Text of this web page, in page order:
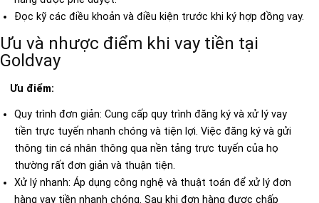
Đọc kỹ các điều khoản và điều kiện trước khi ký hợp đồng vay.
Ưu và nhược điểm khi vay tiền tại
Goldvay
Ưu điểm:
Quy trình đơn giản: Cung cấp quy trình đăng ký và xử lý vay
tiền trực tuyến nhanh chóng và tiện lợi. Việc đăng ký và gửi
thông tin cá nhân thông qua nền tảng trực tuyến của họ
thường rất đơn giản và thuận tiện.
Xử lý nhanh: Áp dụng công nghệ và thuật toán để xử lý đơn
hàng vay tiền nhanh chóng. Sau khi đơn hàng được chấp